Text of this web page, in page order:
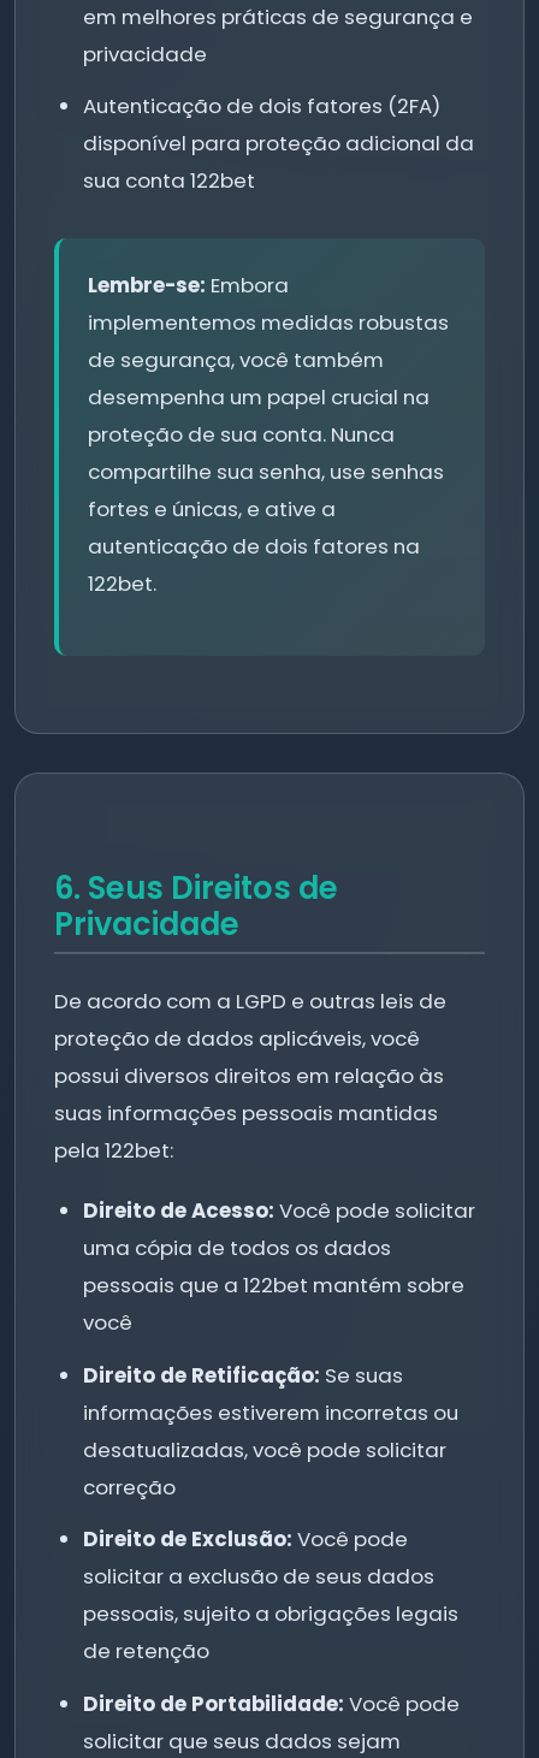
em melhores práticas de segurança e
privacidade
Autenticação de dois fatores (2FA)
disponível para proteção adicional da
sua conta 122bet
Lembre-se: Embora
implementemos medidas robustas
de segurança, você também
desempenha um papel crucial na
proteção de sua conta. Nunca
compartilhe sua senha, use senhas
fortes e únicas, e ative a
autenticação de dois fatores na
122bet.
6. Seus Direitos de
Privacidade
De acordo com a LGPD e outras leis de
proteção de dados aplicáveis, você
possui diversos direitos em relação às
suas informações pessoais mantidas
pela 122bet:
Direito de Acesso: Você pode solicitar
uma cópia de todos os dados
pessoais que a 122bet mantém sobre
você
Direito de Retificação: Se suas
informações estiverem incorretas ou
desatualizadas, você pode solicitar
correção
Direito de Exclusão: Você pode
solicitar a exclusão de seus dados
pessoais, sujeito a obrigações legais
de retenção
Direito de Portabilidade: Você pode
solicitar que seus dados sejam